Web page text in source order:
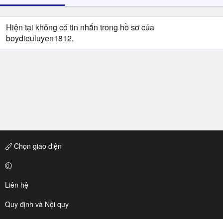
Hiện tại không có tin nhắn trong hồ sơ của
boydieuluyen1812.
Chọn giao diện
Liên hệ
Quy định và Nội quy